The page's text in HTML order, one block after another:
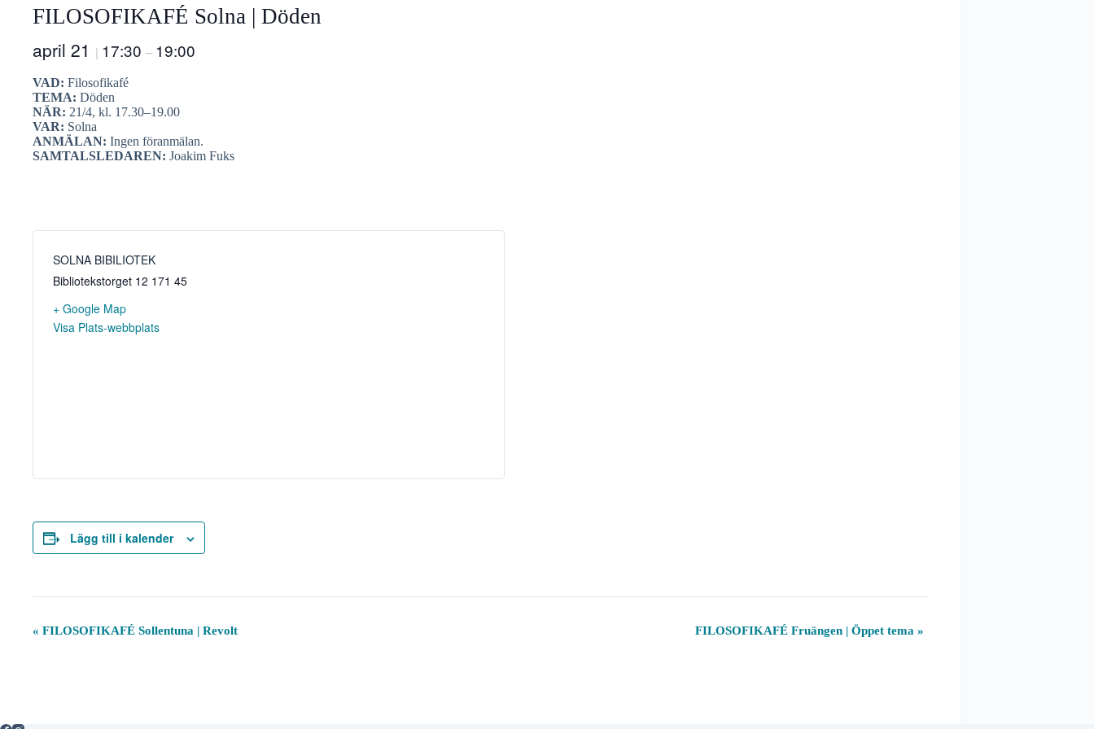
FILOSOFIKAFÉ Solna | Döden
april 21 | 17:30 – 19:00
VAD: Filosofikafé
TEMA: Döden
NÄR: 21/4, kl. 17.30–19.00
VAR: Solna
ANMÄLAN: Ingen föranmälan.
SAMTALSLEDAREN: Joakim Fuks
SOLNA BIBILIOTEK
Bibliotekstorget 12 171 45
+ Google Map
Visa Plats-webbplats
Lägg till i kalender
E
« FILOSOFIKAFÉ Sollentuna | Revolt FILOSOFIKAFÉ Fruängen | Öppet tema »